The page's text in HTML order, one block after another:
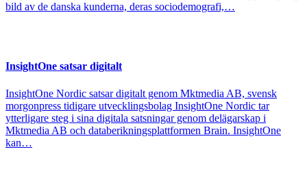
bild av de danska kunderna, deras sociodemografi,…
InsightOne satsar digitalt
InsightOne Nordic satsar digitalt genom Mktmedia AB, svensk
morgonpress tidigare utvecklingsbolag InsightOne Nordic tar
ytterligare steg i sina digitala satsningar genom delägarskap i
Mktmedia AB och databerikningsplattformen Brain. InsightOne
kan…